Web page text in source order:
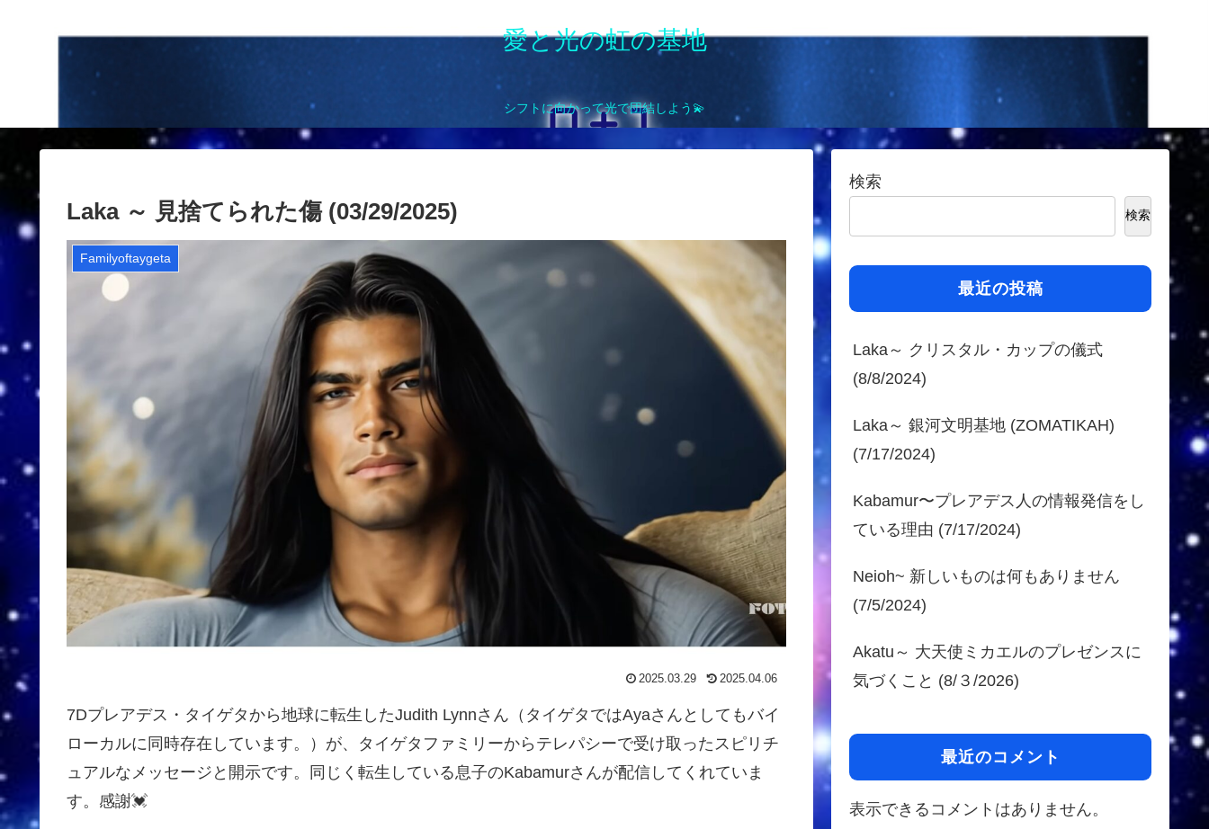
愛と光の虹の基地
シフトに向かって光で団結しよう💫
Laka ～ 見捨てられた傷 (03/29/2025)
Familyoftaygeta
2025.03.29 2025.04.06
7Dプレアデス・タイゲタから地球に転生したJudith Lynnさん（タイゲタではAyaさんとしてもバイ
ローカルに同時存在しています。）が、タイゲタファミリーからテレパシーで受け取ったスピリチ
ュアルなメッセージと開示です。同じく転生している息子のKabamurさんが配信してくれていま
す。感謝💓
検索
検索
最近の投稿
Laka～ クリスタル・カップの儀式
(8/8/2024)
Laka～ 銀河文明基地 (ZOMATIKAH)
(7/17/2024)
Kabamur〜プレアデス人の情報発信をし
ている理由 (7/17/2024)
Neioh~ 新しいものは何もありません
(7/5/2024)
Akatu～ 大天使ミカエルのプレゼンスに
気づくこと (8/３/2026)
最近のコメント
表示できるコメントはありません。